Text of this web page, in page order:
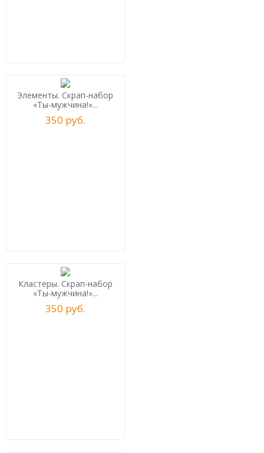
Элементы. Скрап-набор
«Ты-мужчина!»...
350 руб.
Кластеры. Скрап-набор
«Ты-мужчина!»...
350 руб.